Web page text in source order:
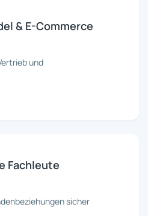
& E-Commerce
und
Fachleute
sicher